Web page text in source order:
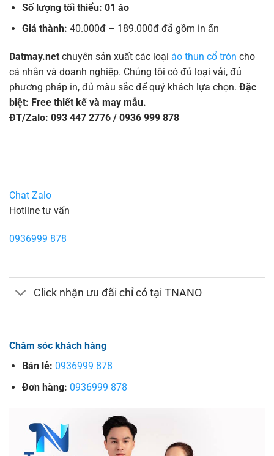
Số lượng tối thiểu: 01 áo
Giá thành: 40.000đ – 189.000đ đã gồm in ấn
Datmay.net chuyên sản xuất các loại áo thun cổ tròn cho
cá nhân và doanh nghiệp. Chúng tôi có đủ loại vải, đủ
phương pháp in, đủ màu sắc để quý khách lựa chọn. Đặc
biệt: Free thiết kế và may mẫu.
ĐT/Zalo: 093 447 2776 / 0936 999 878
Chat Zalo
Hotline tư vấn
0936999 878
Click nhận ưu đãi chỉ có tại TNANO
Chăm sóc khách hàng
Bán lẻ: 0936999 878
Đơn hàng: 0936999 878